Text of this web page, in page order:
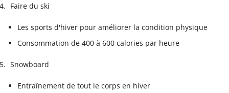
Faire du ski
Les sports d'hiver pour améliorer la condition physique
Consommation de 400 à 600 calories par heure
Snowboard
Entraînement de tout le corps en hiver